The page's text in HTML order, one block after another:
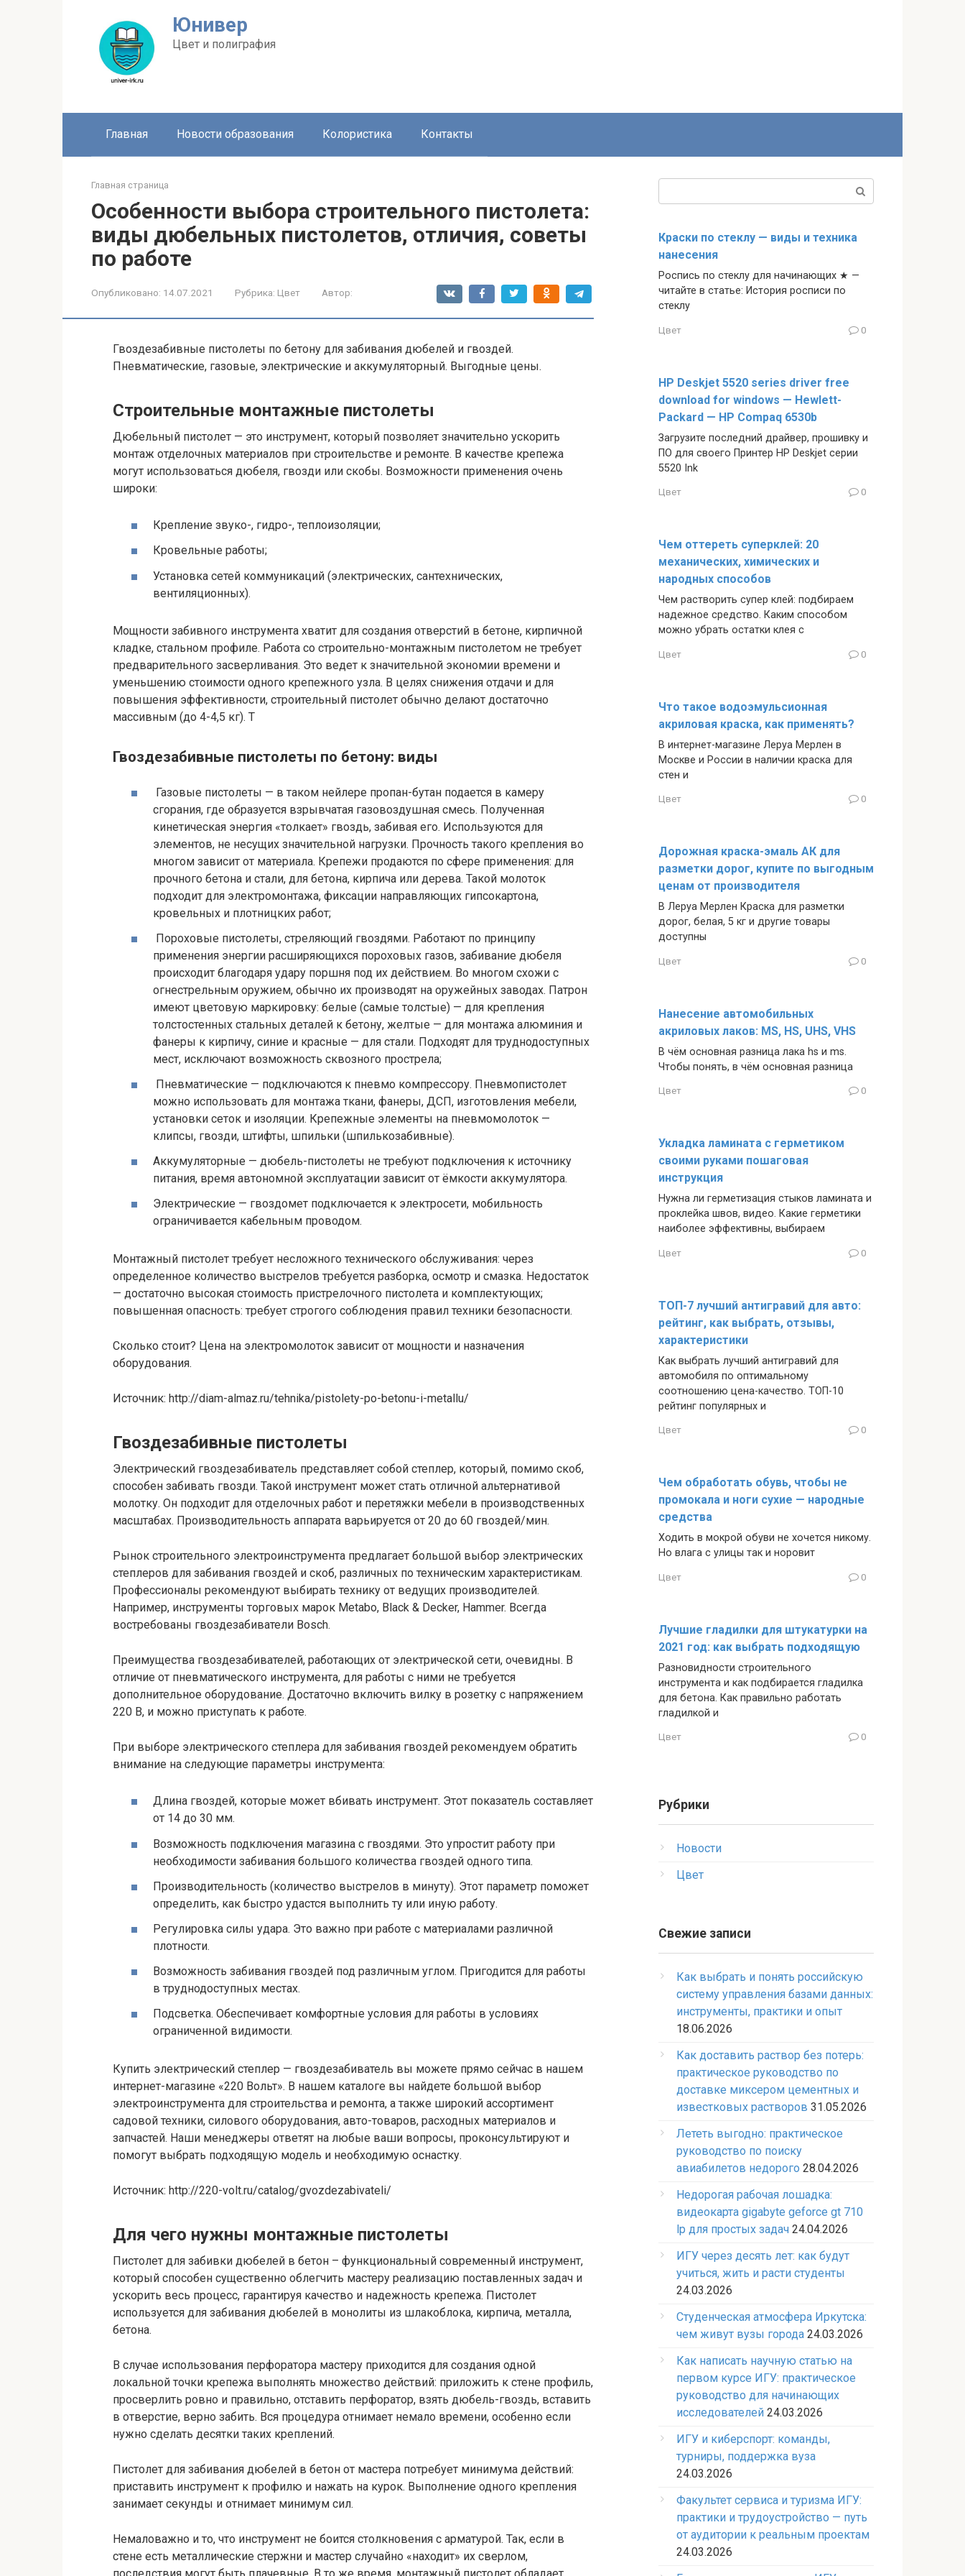
Юнивер
Цвет и полиграфия
Главная Новости образования Колористика Контакты
Главная страница
Особенности выбора строительного пистолета:
виды дюбельных пистолетов, отличия, советы
по работе
Опубликовано: 14.07.2021 Рубрика: Цвет Автор:
Гвоздезабивные пистолеты по бетону для забивания дюбелей и гвоздей.
Пневматические, газовые, электрические и аккумуляторный. Выгодные цены.
Строительные монтажные пистолеты
Дюбельный пистолет — это инструмент, который позволяет значительно ускорить
монтаж отделочных материалов при строительстве и ремонте. В качестве крепежа
могут использоваться дюбеля, гвозди или скобы. Возможности применения очень
широки:
Крепление звуко-, гидро-, теплоизоляции;
Кровельные работы;
Установка сетей коммуникаций (электрических, сантехнических,
вентиляционных).
Мощности забивного инструмента хватит для создания отверстий в бетоне, кирпичной
кладке, стальном профиле. Работа со строительно-монтажным пистолетом не требует
предварительного засверливания. Это ведет к значительной экономии времени и
уменьшению стоимости одного крепежного узла. В целях снижения отдачи и для
повышения эффективности, строительный пистолет обычно делают достаточно
массивным (до 4-4,5 кг). Т
Гвоздезабивные пистолеты по бетону: виды
Газовые пистолеты — в таком нейлере пропан-бутан подается в камеру
сгорания, где образуется взрывчатая газовоздушная смесь. Полученная
кинетическая энергия «толкает» гвоздь, забивая его. Используются для
элементов, не несущих значительной нагрузки. Прочность такого крепления во
многом зависит от материала. Крепежи продаются по сфере применения: для
прочного бетона и стали, для бетона, кирпича или дерева. Такой молоток
подходит для электромонтажа, фиксации направляющих гипсокартона,
кровельных и плотницких работ;
Пороховые пистолеты, стреляющий гвоздями. Работают по принципу
применения энергии расширяющихся пороховых газов, забивание дюбеля
происходит благодаря удару поршня под их действием. Во многом схожи с
огнестрельным оружием, обычно их производят на оружейных заводах. Патрон
имеют цветовую маркировку: белые (самые толстые) — для крепления
толстостенных стальных деталей к бетону, желтые — для монтажа алюминия и
фанеры к кирпичу, синие и красные — для стали. Подходят для труднодоступных
мест, исключают возможность сквозного прострела;
Пневматические — подключаются к пневмо компрессору. Пневмопистолет
можно использовать для монтажа ткани, фанеры, ДСП, изготовления мебели,
установки сеток и изоляции. Крепежные элементы на пневмомолоток —
клипсы, гвозди, штифты, шпильки (шпилькозабивные).
Аккумуляторные — дюбель-пистолеты не требуют подключения к источнику
питания, время автономной эксплуатации зависит от ёмкости аккумулятора.
Электрические — гвоздомет подключается к электросети, мобильность
ограничивается кабельным проводом.
Монтажный пистолет требует несложного технического обслуживания: через
определенное количество выстрелов требуется разборка, осмотр и смазка. Недостаток
— достаточно высокая стоимость пристрелочного пистолета и комплектующих;
повышенная опасность: требует строгого соблюдения правил техники безопасности.
Сколько стоит? Цена на электромолоток зависит от мощности и назначения
оборудования.
Источник: http://diam-almaz.ru/tehnika/pistolety-po-betonu-i-metallu/
Гвоздезабивные пистолеты
Электрический гвоздезабиватель представляет собой степлер, который, помимо скоб,
способен забивать гвозди. Такой инструмент может стать отличной альтернативой
молотку. Он подходит для отделочных работ и перетяжки мебели в производственных
масштабах. Производительность аппарата варьируется от 20 до 60 гвоздей/мин.
Рынок строительного электроинструмента предлагает большой выбор электрических
степлеров для забивания гвоздей и скоб, различных по техническим характеристикам.
Профессионалы рекомендуют выбирать технику от ведущих производителей.
Например, инструменты торговых марок Metabo, Black & Decker, Hammer. Всегда
востребованы гвоздезабиватели Bosch.
Преимущества гвоздезабивателей, работающих от электрической сети, очевидны. В
отличие от пневматического инструмента, для работы с ними не требуется
дополнительное оборудование. Достаточно включить вилку в розетку с напряжением
220 В, и можно приступать к работе.
При выборе электрического степлера для забивания гвоздей рекомендуем обратить
внимание на следующие параметры инструмента:
Длина гвоздей, которые может вбивать инструмент. Этот показатель составляет
от 14 до 30 мм.
Возможность подключения магазина с гвоздями. Это упростит работу при
необходимости забивания большого количества гвоздей одного типа.
Производительность (количество выстрелов в минуту). Этот параметр поможет
определить, как быстро удастся выполнить ту или иную работу.
Регулировка силы удара. Это важно при работе с материалами различной
плотности.
Возможность забивания гвоздей под различным углом. Пригодится для работы
в труднодоступных местах.
Подсветка. Обеспечивает комфортные условия для работы в условиях
ограниченной видимости.
Купить электрический степлер — гвоздезабиватель вы можете прямо сейчас в нашем
интернет-магазине «220 Вольт». В нашем каталоге вы найдете большой выбор
электроинструмента для строительства и ремонта, а также широкий ассортимент
садовой техники, силового оборудования, авто-товаров, расходных материалов и
запчастей. Наши менеджеры ответят на любые ваши вопросы, проконсультируют и
помогут выбрать подходящую модель и необходимую оснастку.
Источник: http://220-volt.ru/catalog/gvozdezabivateli/
Для чего нужны монтажные пистолеты
Пистолет для забивки дюбелей в бетон – функциональный современный инструмент,
который способен существенно облегчить мастеру реализацию поставленных задач и
ускорить весь процесс, гарантируя качество и надежность крепежа. Пистолет
используется для забивания дюбелей в монолиты из шлакоблока, кирпича, металла,
бетона.
В случае использования перфоратора мастеру приходится для создания одной
локальной точки крепежа выполнять множество действий: приложить к стене профиль,
просверлить ровно и правильно, отставить перфоратор, взять дюбель-гвоздь, вставить
в отверстие, верно забить. Вся процедура отнимает немало времени, особенно если
нужно сделать десятки таких креплений.
Пистолет для забивания дюбелей в бетон от мастера потребует минимума действий:
приставить инструмент к профилю и нажать на курок. Выполнение одного крепления
занимает секунды и отнимает минимум сил.
Немаловажно и то, что инструмент не боится столкновения с арматурой. Так, если в
стене есть металлические стержни и мастер случайно «находит» их сверлом,
Краски по стеклу — виды и техника
нанесения
Роспись по стеклу для начинающих ★ —
читайте в статье: История росписи по
стеклу
Цвет 0
HP Deskjet 5520 series driver free
download for windows — Hewlett-
Packard — HP Compaq 6530b
Загрузите последний драйвер, прошивку и
ПО для своего Принтер HP Deskjet серии
5520 Ink
Цвет 0
Чем оттереть суперклей: 20
механических, химических и
народных способов
Чем растворить супер клей: подбираем
надежное средство. Каким способом
можно убрать остатки клея с
Цвет 0
Что такое водоэмульсионная
акриловая краска, как применять?
В интернет-магазине Леруа Мерлен в
Москве и России в наличии краска для
стен и
Цвет 0
Дорожная краска-эмаль АК для
разметки дорог, купите по выгодным
ценам от производителя
В Леруа Мерлен Краска для разметки
дорог, белая, 5 кг и другие товары
доступны
Цвет 0
Нанесение автомобильных
акриловых лаков: MS, HS, UHS, VHS
В чём основная разница лака hs и ms.
Чтобы понять, в чём основная разница
Цвет 0
Укладка ламината с герметиком
своими руками пошаговая
инструкция
Нужна ли герметизация стыков ламината и
проклейка швов, видео. Какие герметики
наиболее эффективны, выбираем
Цвет 0
ТОП-7 лучший антигравий для авто:
рейтинг, как выбрать, отзывы,
характеристики
Как выбрать лучший антигравий для
автомобиля по оптимальному
соотношению цена-качество. ТОП-10
рейтинг популярных и
Цвет 0
Чем обработать обувь, чтобы не
промокала и ноги сухие — народные
средства
Ходить в мокрой обуви не хочется никому.
Но влага с улицы так и норовит
Цвет 0
Лучшие гладилки для штукатурки на
2021 год: как выбрать подходящую
Разновидности строительного
инструмента и как подбирается гладилка
для бетона. Как правильно работать
гладилкой и
Цвет 0
Рубрики
Новости
Цвет
Свежие записи
Как выбрать и понять российскую
систему управления базами данных:
инструменты, практики и опыт
18.06.2026
Как доставить раствор без потерь:
практическое руководство по
доставке миксером цементных и
известковых растворов 31.05.2026
Лететь выгодно: практическое
руководство по поиску
авиабилетов недорого 28.04.2026
Недорогая рабочая лошадка:
видеокарта gigabyte geforce gt 710
lp для простых задач 24.04.2026
ИГУ через десять лет: как будут
учиться, жить и расти студенты
24.03.2026
Студенческая атмосфера Иркутска:
чем живут вузы города 24.03.2026
Как написать научную статью на
первом курсе ИГУ: практическое
руководство для начинающих
исследователей 24.03.2026
ИГУ и киберспорт: команды,
турниры, поддержка вуза
24.03.2026
Факультет сервиса и туризма ИГУ:
практики и трудоустройство — путь
от аудитории к реальным проектам
24.03.2026